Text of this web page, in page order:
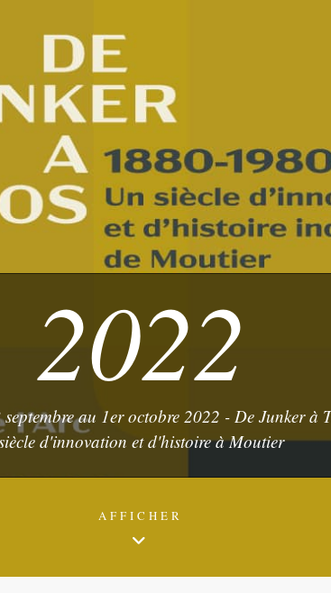
2022
au 1er octobre 2022 - De Junker à
d'innovation et d'histoire à Moutier
AFFICHER